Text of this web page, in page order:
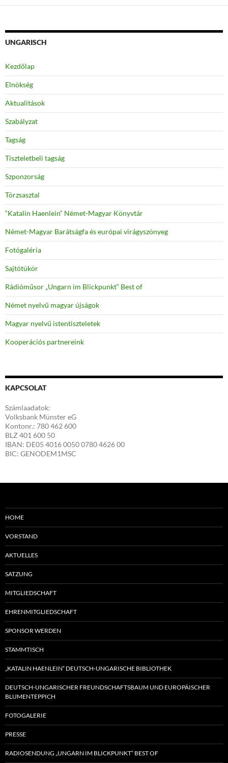
UNGARISCH
Kezdőlap
Elnökség
Aktualitások
Szabályzat
Tagság
Tiszteletbeli tagság
Szponzorság
Törzsasztal
“Katalin Haenlein“ Német-Magyar Könyvtár
Német-Magyar Barátságfa és európai virágyszönyeg
Fotógaléria
Sajtótükör
Rádióműsor „Ungarn im Blickpunkt“ Best of
Német nyelvű magyar újságok
Magyar nyelvű istentiszteletek
Kooperációs partnereink
KAPCSOLAT
Számlaadatok:
Volksbank Münster eG
Kontonr.: 780 462 600
BLZ 401 600 50
IBAN: DE05 4016 0050 0780 4626 00
BIC: GENODEM1MSC
HOME
VORSTAND
AKTUELLES
SATZUNG
MITGLIEDSCHAFT
EHRENMITGLIEDSCHAFT
SPONSOR WERDEN
STAMMTISCH
„KATALIN HAENLEIN“ DEUTSCH-UNGARISCHE BIBLIOTHEK
DEUTSCH-UNGARISCHER FREUNDSCHAFTSBAUM UND EUROPÄISCHER
BLUMENTEPPICH
FOTOGALERIE
PRESSE
RADIOSENDUNG „UNGARN IM BLICKPUNKT“ BEST OF